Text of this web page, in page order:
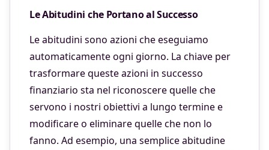
Le Abitudini che Portano al Successo
Le abitudini sono azioni che eseguiamo
automaticamente ogni giorno. La chiave per
trasformare queste azioni in successo
finanziario sta nel riconoscere quelle che
servono i nostri obiettivi a lungo termine e
modificare o eliminare quelle che non lo
fanno. Ad esempio, una semplice abitudine